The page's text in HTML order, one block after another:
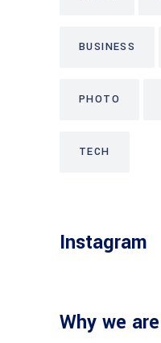
BUSINESS
PHOTO
TECH
Instagram
Why we